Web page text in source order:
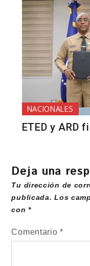
NACIONALES
ETED y ARD
Deja una
Tu dirección de
publicada. Los
con*
Comentario*